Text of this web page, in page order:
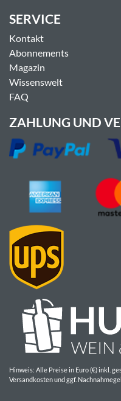
SERVICE
Kontakt
Abonnements
Magazin
Wissenswelt
FAQ
ZAHLUNG UND
Hinweis: Alle Preise in Euro (€) inkl.
Versandkosten und ggf.